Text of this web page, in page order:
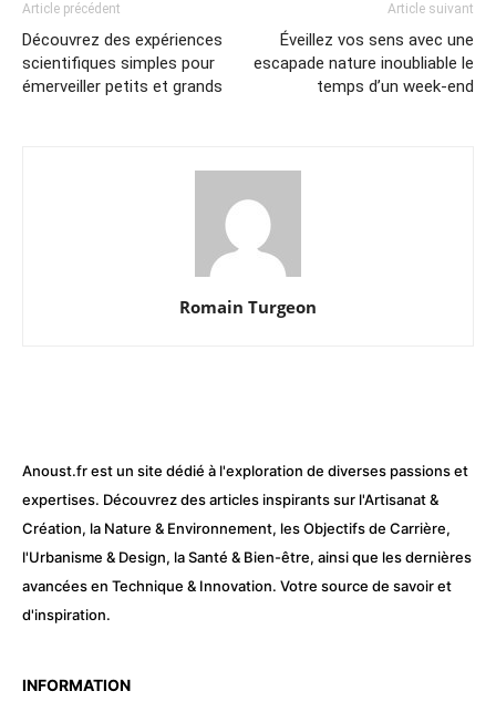
Article précédent
Découvrez des expériences
scientifiques simples pour
émerveiller petits et grands
Article suivant
Éveillez vos sens avec une
escapade nature inoubliable le
temps d’un week-end
Romain Turgeon
Anoust.fr est un site dédié à l'exploration de diverses passions et
expertises. Découvrez des articles inspirants sur l'Artisanat &
Création, la Nature & Environnement, les Objectifs de Carrière,
l'Urbanisme & Design, la Santé & Bien-être, ainsi que les dernières
avancées en Technique & Innovation. Votre source de savoir et
d'inspiration.
INFORMATION